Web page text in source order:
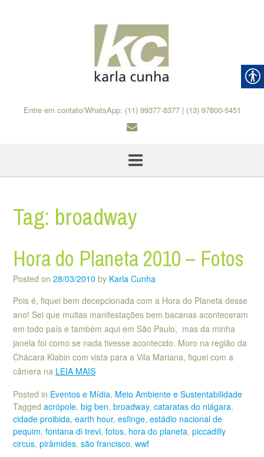
Entre em contato/WhatsApp: (11) 99377-8377 | (13) 97800-5451
Tag: broadway
Hora do Planeta 2010 – Fotos
Posted on 28/03/2010 by Karla Cunha
Pois é, fiquei bem decepcionada com a Hora do Planeta desse
ano! Sei que muitas manifestações bem bacanas aconteceram
em todo país e também aqui em São Paulo, mas da minha
janela foi como se nada tivesse acontecido. Moro na região da
Chácara Klabin com vista para a Vila Mariana, fiquei com a
câmera na LEIA MAIS
Posted in Eventos e Mídia, Meio Ambiente e Sustentabilidade
Tagged acrópole, big ben, broadway, cataratas do niágara,
cidade proibida, earth hour, esfinge, estádio nacional de
pequim, fontana di trevi, fotos, hora do planeta, piccadilly
circus, pirâmides, são francisco, wwf